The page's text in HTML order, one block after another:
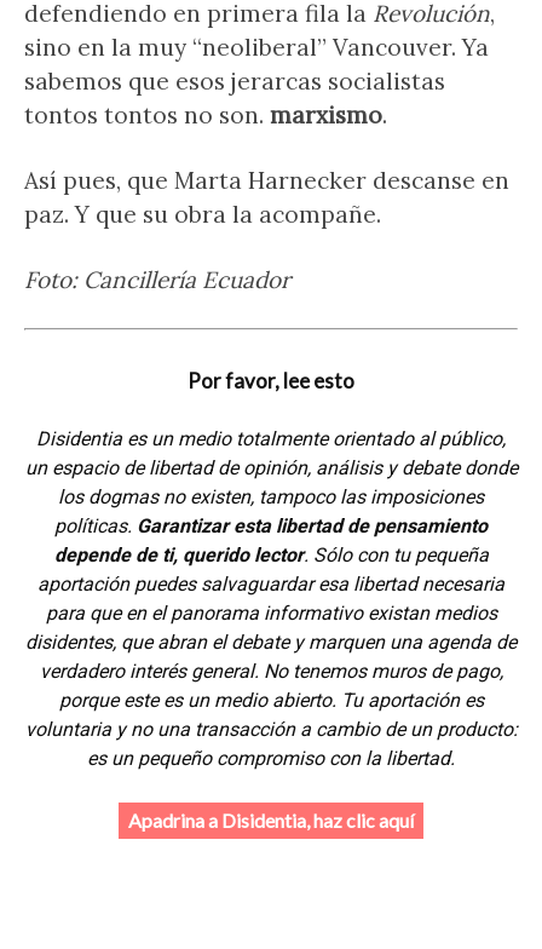
defendiendo en primera fila la Revolución,
sino en la muy “neoliberal” Vancouver. Ya
sabemos que esos jerarcas socialistas
tontos tontos no son. marxismo.
Así pues, que Marta Harnecker descanse en
paz. Y que su obra la acompañe.
Foto: Cancillería Ecuador
Por favor, lee esto
Disidentia es un medio totalmente orientado al público,
un espacio de libertad de opinión, análisis y debate donde
los dogmas no existen, tampoco las imposiciones
políticas. Garantizar esta libertad de pensamiento
depende de ti, querido lector. Sólo con tu pequeña
aportación puedes salvaguardar esa libertad necesaria
para que en el panorama informativo existan medios
disidentes, que abran el debate y marquen una agenda de
verdadero interés general. No tenemos muros de pago,
porque este es un medio abierto. Tu aportación es
voluntaria y no una transacción a cambio de un producto:
es un pequeño compromiso con la libertad.
Apadrina a Disidentia, haz clic aquí